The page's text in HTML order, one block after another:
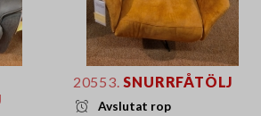
20553. SNURRFÅTÖLJ
Avslutat rop